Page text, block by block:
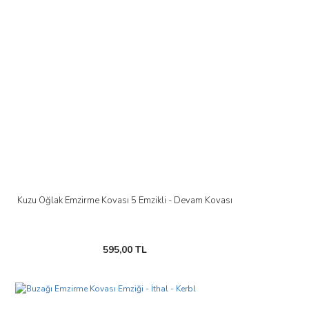
Kuzu Oğlak Emzirme Kovası 5 Emzikli - Devam Kovası
595,00 TL